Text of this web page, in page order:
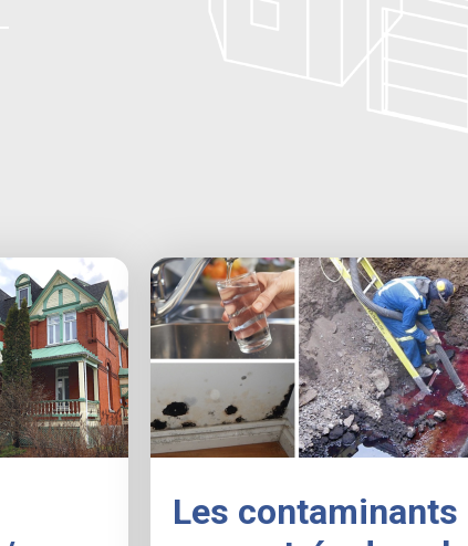
Les contaminants